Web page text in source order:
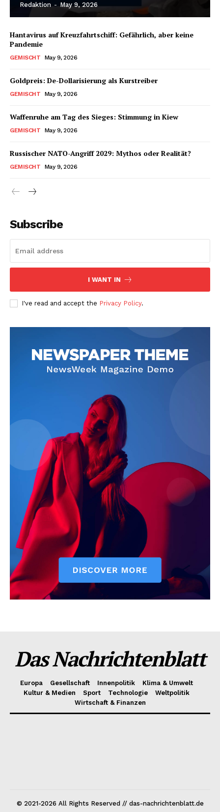
Redaktion - May 9, 2026
Hantavirus auf Kreuzfahrtschiff: Gefährlich, aber keine
Pandemie
GEMISCHT May 9, 2026
Goldpreis: De-Dollarisierung als Kurstreiber
GEMISCHT May 9, 2026
Waffenruhe am Tag des Sieges: Stimmung in Kiew
GEMISCHT May 9, 2026
Russischer NATO-Angriff 2029: Mythos oder Realität?
GEMISCHT May 9, 2026
Subscribe
I WANT IN
I've read and accept the Privacy Policy.
Das Nachrichtenblatt
Europa Gesellschaft Innenpolitik
Klima & Umwelt
Kultur & Medien
Sport Technologie
Weltpolitik
Wirtschaft & Finanzen
© 2021-2026 All Rights Reserved // das-nachrichtenblatt.de